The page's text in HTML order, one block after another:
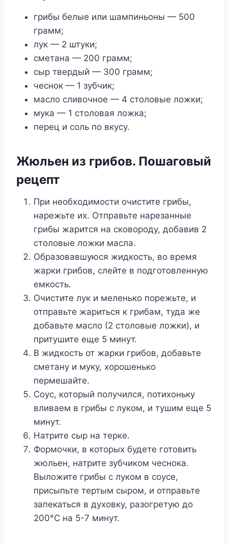
грибы белые или шампиньоны — 500
грамм;
лук — 2 штуки;
сметана — 200 грамм;
сыр твердый — 300 грамм;
чеснок — 1 зубчик;
масло сливочное — 4 столовые ложки;
мука — 1 столовая ложка;
перец и соль по вкусу.
Жюльен из грибов. Пошаговый
рецепт
При необходимости очистите грибы,
нарежьте их. Отправьте нарезанные
грибы жарится на сковороду, добавив 2
столовые ложки масла.
Образовавшуюся жидкость, во время
жарки грибов, слейте в подготовленную
емкость.
Очистите лук и меленько порежьте, и
отправьте жариться к грибам, туда же
добавьте масло (2 столовые ложки), и
притушите еще 5 минут.
В жидкость от жарки грибов, добавьте
сметану и муку, хорошенько
пермешайте.
Соус, который получился, потихоньку
вливаем в грибы с луком, и тушим еще 5
минут.
Натрите сыр на терке.
Формочки, в которых будете готовить
жюльен, натрите зубчиком чеснока.
Выложите грибы с луком в соусе,
присыпьте тертым сыром, и отправьте
запекаться в духовку, разогретую до
200°С на 5-7 минут.